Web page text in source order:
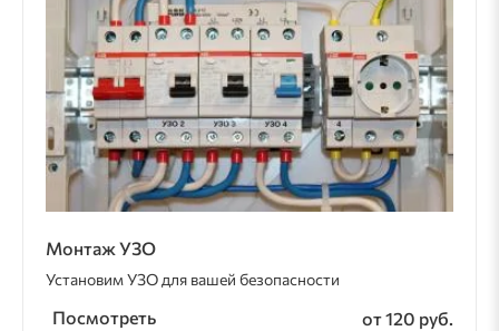
Монтаж УЗО
Установим УЗО для вашей безопасности
Посмотреть от 120 руб.